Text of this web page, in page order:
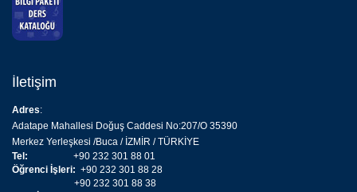
İletişim
Adres:
Adatape Mahallesi Doğuş Caddesi No:207/O 35390
Merkez Yerleşkesi /Buca / İZMİR / TÜRKİYE
Tel:
+90 232 301 88 01
Öğrenci İşleri: +90 232 301 88 28
+90 232 301 88 38